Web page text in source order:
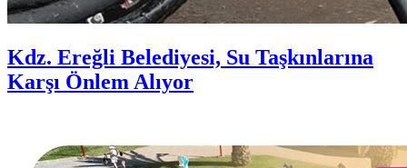
Kdz. Ereğli Belediyesi, Su Taşkınlarına
Karşı Önlem Alıyor